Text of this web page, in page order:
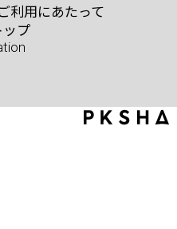
利用にあたって
プ